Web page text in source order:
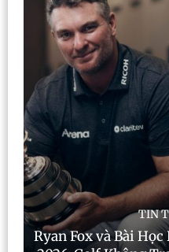
TIN
Ryan Fox và Bài